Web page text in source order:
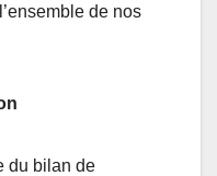
de nos
du bilan de